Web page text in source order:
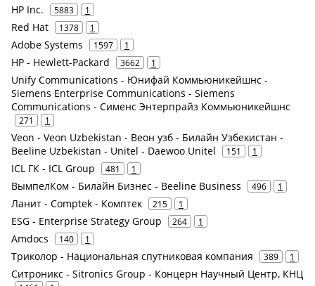
HP Inc. 5883 1
Red Hat 1378 1
Adobe Systems 1597 1
HP - Hewlett-Packard 3662 1
Unify Communications - Юнифай Коммьюникейшнс -
Siemens Enterprise Communications - Siemens
Communications - Сименс Энтерпрайз Коммьюникейшнс
271 1
Veon - Veon Uzbekistan - Веон узб - Билайн Узбекистан -
Beeline Uzbekistan - Unitel - Daewoo Unitel
151 1
ICL ГК - ICL Group 481 1
ВымпелКом - Билайн Бизнес - Beeline Business 496 1
Ланит - Comptek - Комптек 215 1
ESG - Enterprise Strategy Group 264 1
Amdocs 140 1
Триколор - Национальная спутниковая компания 389 1
Ситроникс - Sitronics Group - Концерн Научный Центр, КНЦ